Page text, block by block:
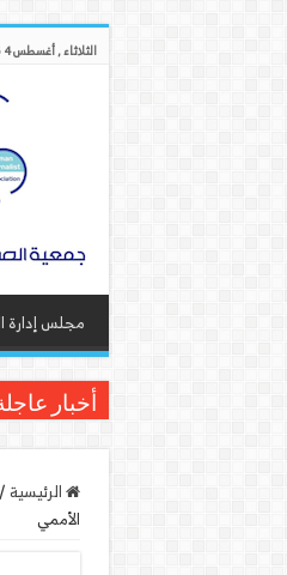
الثلاثاء , أغسطس 4 2026
مجلس إدارة
أخبار
الرئيسية /
الأممي